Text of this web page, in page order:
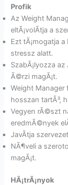
Profik
Az Weight
eltÃ¡volÃ­tja a
Ezt tÃ¡mogatja
stressz alatt.
SzabÃ¡lyozza
Ã©rzi magÃ¡t.
Weight Manager
hosszan tartÃ³,
Vegyen rÃ©szt
eredmÃ©nyek
JavÃ­tja
NÃ¶veli a
magÃ¡t.
HÃ¡trÃ¡nyok